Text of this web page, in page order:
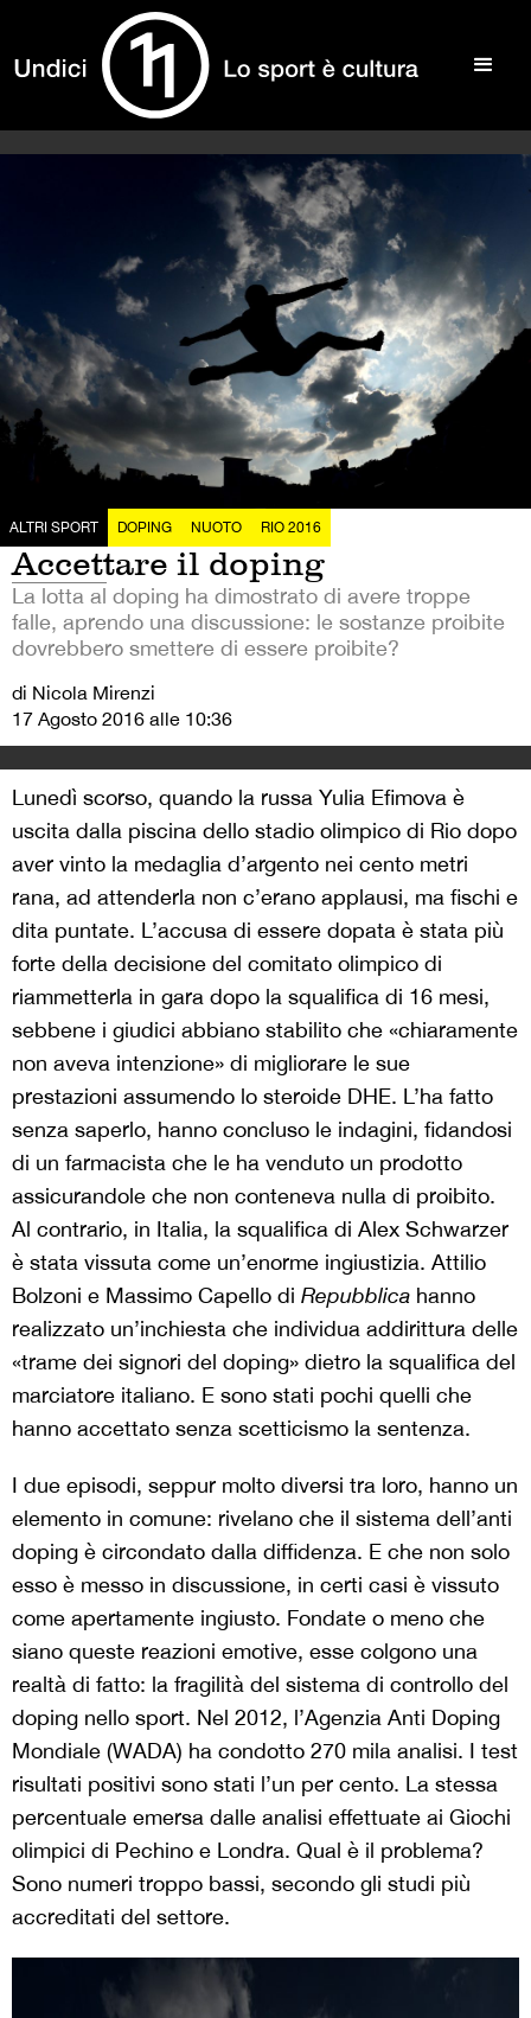
ALTRI SPORT DOPING NUOTO RIO 2016
Accettare il doping
La lotta al doping ha dimostrato di avere troppe
falle, aprendo una discussione: le sostanze proibite
dovrebbero smettere di essere proibite?
di Nicola Mirenzi
17 Agosto 2016 alle 10:36
Lunedì scorso, quando la russa Yulia Efimova è
uscita dalla piscina dello stadio olimpico di Rio dopo
aver vinto la medaglia d’argento nei cento metri
rana, ad attenderla non c’erano applausi, ma fischi e
dita puntate. L’accusa di essere dopata è stata più
forte della decisione del comitato olimpico di
riammetterla in gara dopo la squalifica di 16 mesi,
sebbene i giudici abbiano stabilito che «chiaramente
non aveva intenzione» di migliorare le sue
prestazioni assumendo lo steroide DHE. L’ha fatto
senza saperlo, hanno concluso le indagini, fidandosi
di un farmacista che le ha venduto un prodotto
assicurandole che non conteneva nulla di proibito.
Al contrario, in Italia, la squalifica di Alex Schwarzer
è stata vissuta come un’enorme ingiustizia. Attilio
Bolzoni e Massimo Capello di Repubblica hanno
realizzato un’inchiesta che individua addirittura delle
«trame dei signori del doping» dietro la squalifica del
marciatore italiano. E sono stati pochi quelli che
hanno accettato senza scetticismo la sentenza.
I due episodi, seppur molto diversi tra loro, hanno un
elemento in comune: rivelano che il sistema dell’anti
doping è circondato dalla diffidenza. E che non solo
esso è messo in discussione, in certi casi è vissuto
come apertamente ingiusto. Fondate o meno che
siano queste reazioni emotive, esse colgono una
realtà di fatto: la fragilità del sistema di controllo del
doping nello sport. Nel 2012, l’Agenzia Anti Doping
Mondiale (WADA) ha condotto 270 mila analisi. I test
risultati positivi sono stati l’un per cento. La stessa
percentuale emersa dalle analisi effettuate ai Giochi
olimpici di Pechino e Londra. Qual è il problema?
Sono numeri troppo bassi, secondo gli studi più
accreditati del settore.